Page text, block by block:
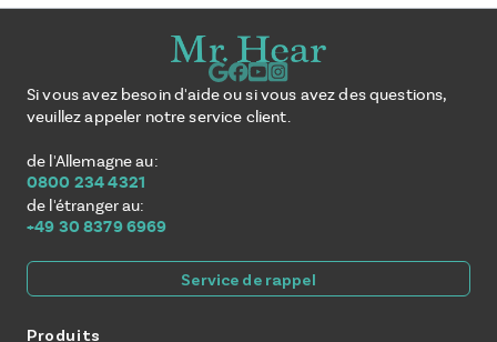
Si vous avez besoin d'aide ou si vous avez des questions,
veuillez appeler notre service client.
de l'Allemagne au:
0800 234 4321
de l'étranger au:
+49 30 8379 6969
Service de rappel
Produits